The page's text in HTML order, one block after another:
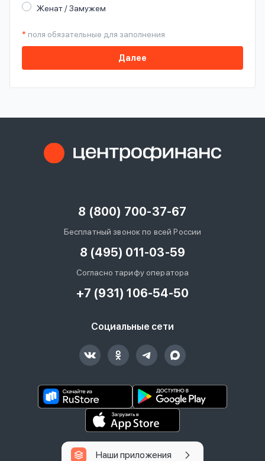
Женат / Замужем
* поля обязательные для заполнения
Далее
8 (800) 700-37-67
Бесплатный звонок по всей России
8 (495) 011-03-59
Согласно тарифу оператора
+7 (931) 106-54-50
Социальные сети
Наши приложения